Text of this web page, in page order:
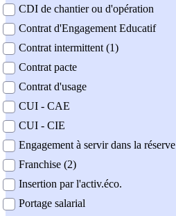
CDI de chantier ou d'opération
Contrat d'Engagement Educatif
Contrat intermittent (1)
Contrat pacte
Contrat d'usage
CUI - CAE
CUI - CIE
Engagement à servir dans la réserve
Franchise (2)
Insertion par l'activ.éco.
Portage salarial